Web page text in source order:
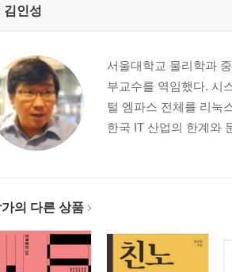
경을 기소하라
히 있으라는 자가 적이다
명 지지집회 비난은 이적행위
명 지지자의 인생을 가를 일주일
세작들의 마지막 노림수
계 이재명 지지자들은 들어라
재명 무죄"가 황당하다고 생각하는 사람들
재명 스쿨"을 만들자
김인성
서울대학교 물리학과
부교수를 역임했다. 시
털 엠파스 전체를 리눅
한국 IT 산업의 한계와
의 다른 상품